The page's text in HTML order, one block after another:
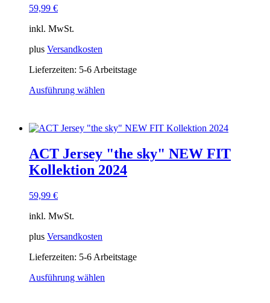
auf
Produktseite
werden
59,99 €
inkl. MwSt.
plus Versandkosten
Lieferzeiten: 5-6 Arbeitstage
Ausführung wählen
weist
mehrere
auf.
Die
Optionen
auf
Produktseite
werden
ACT Jersey "the sky" NEW FIT
Kollektion 2024
59,99 €
inkl. MwSt.
plus Versandkosten
Lieferzeiten: 5-6 Arbeitstage
Ausführung wählen